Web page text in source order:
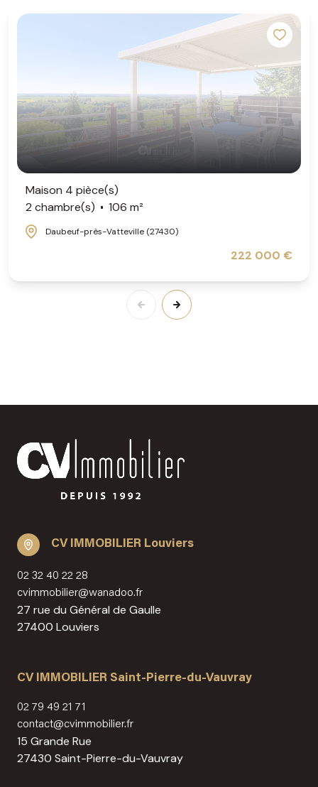
Maison 4 pièce(s)
2 chambre(s)
106 m²
Daubeuf-près-Vatteville (27430)
222 000 €
CV IMMOBILIER Louviers
02 32 40 22 28
cvimmobilier@wanadoo.fr
27 rue du Général de Gaulle
27400 Louviers
CV IMMOBILIER Saint-Pierre-du-Vauvray
02 79 49 21 71
contact@cvimmobilier.fr
15 Grande Rue
27430 Saint-Pierre-du-Vauvray